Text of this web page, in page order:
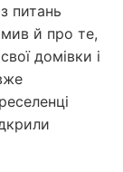
питань
й про те,
домівки і